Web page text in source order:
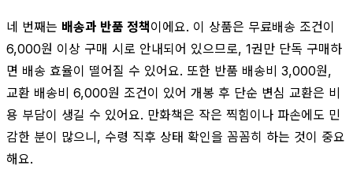
네 번째는 배송과 반품 정책이에요. 이 상품은 무료배송 조건이
6,000원 이상 구매 시로 안내되어 있으므로, 1권만 단독 구매하
면 배송 효율이 떨어질 수 있어요. 또한 반품 배송비 3,000원,
교환 배송비 6,000원 조건이 있어 개봉 후 단순 변심 교환은 비
용 부담이 생길 수 있어요. 만화책은 작은 찍힘이나 파손에도 민
감한 분이 많으니, 수령 직후 상태 확인을 꼼꼼히 하는 것이 중요
해요.